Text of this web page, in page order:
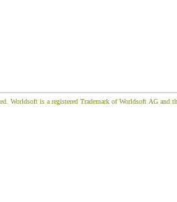
Worldsoft is a registered Trademark of Worldsoft AG and